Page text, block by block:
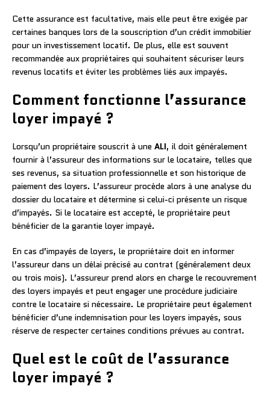
Cette assurance est facultative, mais elle peut être exigée par
certaines banques lors de la souscription d’un crédit immobilier
pour un investissement locatif. De plus, elle est souvent
recommandée aux propriétaires qui souhaitent sécuriser leurs
revenus locatifs et éviter les problèmes liés aux impayés.
Comment fonctionne l’assurance
loyer impayé ?
Lorsqu’un propriétaire souscrit à une ALI, il doit généralement
fournir à l’assureur des informations sur le locataire, telles que
ses revenus, sa situation professionnelle et son historique de
paiement des loyers. L’assureur procède alors à une analyse du
dossier du locataire et détermine si celui-ci présente un risque
d’impayés. Si le locataire est accepté, le propriétaire peut
bénéficier de la garantie loyer impayé.
En cas d’impayés de loyers, le propriétaire doit en informer
l’assureur dans un délai précisé au contrat (généralement deux
ou trois mois). L’assureur prend alors en charge le recouvrement
des loyers impayés et peut engager une procédure judiciaire
contre le locataire si nécessaire. Le propriétaire peut également
bénéficier d’une indemnisation pour les loyers impayés, sous
réserve de respecter certaines conditions prévues au contrat.
Quel est le coût de l’assurance
loyer impayé ?